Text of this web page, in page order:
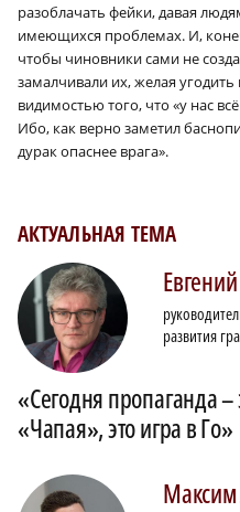
разоблачать фейки, давая
имеющихся проблемах. И,
чтобы чиновники сами не
замалчивали их, желая
видимостью того, что «у нас
Ибо, как верно заметил
дурак опаснее врага».
АКТУАЛЬНАЯ ТЕМА
Евгений
развития
«Сегодня пропаганда –
«Чапая», это игра в Го»
Максим